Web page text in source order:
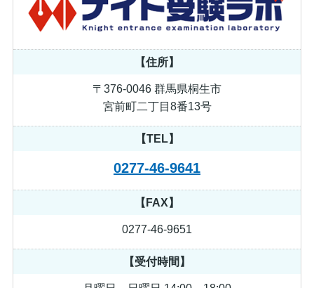
【住所】
〒376-0046 群馬県桐生市
宮前町二丁目8番13号
【TEL】
0277-46-9641
【FAX】
0277-46-9651
【受付時間】